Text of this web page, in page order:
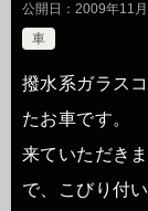
公開日： 2009年11
車
撥水系ガラス
たお車です。
来ていただき
で、こびり付